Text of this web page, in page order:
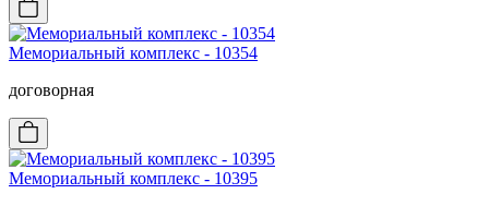
Мемориальный комплекс - 10354
договорная
Мемориальный комплекс - 10395